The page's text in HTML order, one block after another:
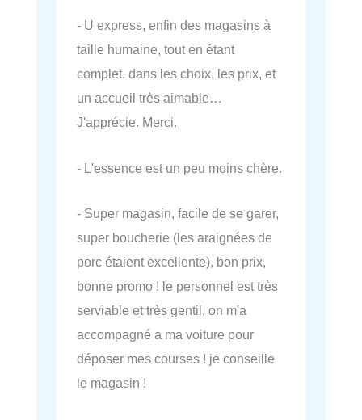
- U express, enfin des magasins à
taille humaine, tout en étant
complet, dans les choix, les prix, et
un accueil très aimable…
J'apprécie. Merci.
- L'essence est un peu moins chère.
- Super magasin, facile de se garer,
super boucherie (les araignées de
porc étaient excellente), bon prix,
bonne promo ! le personnel est très
serviable et très gentil, on m'a
accompagné a ma voiture pour
déposer mes courses ! je conseille
le magasin !